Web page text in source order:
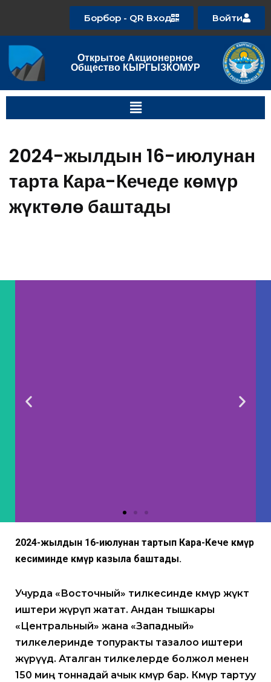
Борбор - QR Вход Войти
Открытое Акционерное
Общество КЫРГЫЗКОМУР
2024-жылдын 16-июлунан
тарта Кара-Кечеде көмүр
жүктөлө баштады
2024-жылдын 16-июлунан тартып Кара-Кече көмүр
кесиминде көмүр казыла баштады.
Учурда «Восточный» тилкесинде көмүр жүктөө
иштери жүрүп жатат. Андан тышкары
«Центральный» жана «Западный»
тилкелеринде топуракты тазалоо иштери
жүрүүдө. Аталган тилкелерде болжол менен
150 миң тоннадай ачык көмүр бар. Көмүр тартуу